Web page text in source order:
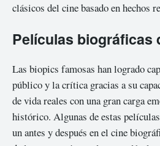
clásicos del cine basado en hechos
Películas biográficas
Las biopics famosas han logrado
público y la crítica gracias a su
de vida reales con una gran carga
histórico. Algunas de estas
un antes y después en el cine